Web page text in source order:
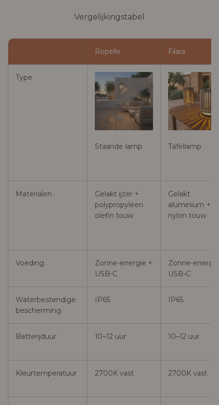
Vergelijkingstabel
Ropelle Filara
Type
Staande lamp Tafellamp
Materialen
Gelakt ijzer +
polypropyleen
olefin touw
Gelakt
aluminium +
nylon touw
Voeding
Zonne-energie +
USB-C
Zonne-
USB-C
Waterbestendige
bescherming
IP65 IP65
Batterijduur 10–12 uur 10–12 uur
Kleurtemperatuur 2700K vast 2700K vast